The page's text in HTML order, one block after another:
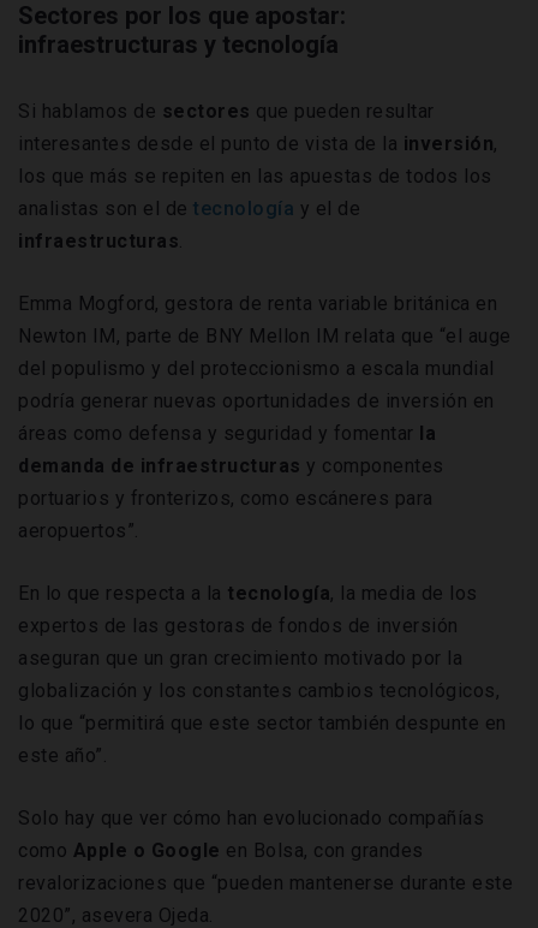
Sectores por los que apostar:
infraestructuras y tecnología
Si hablamos de sectores que pueden resultar
interesantes desde el punto de vista de la inversión,
los que más se repiten en las apuestas de todos los
analistas son el de tecnología y el de
infraestructuras.
Emma Mogford, gestora de renta variable británica en
Newton IM, parte de BNY Mellon IM relata que “el auge
del populismo y del proteccionismo a escala mundial
podría generar nuevas oportunidades de inversión en
áreas como defensa y seguridad y fomentar la
demanda de infraestructuras y componentes
portuarios y fronterizos, como escáneres para
aeropuertos”.
En lo que respecta a la tecnología, la media de los
expertos de las gestoras de fondos de inversión
aseguran que un gran crecimiento motivado por la
globalización y los constantes cambios tecnológicos,
lo que “permitirá que este sector también despunte en
este año”.
Solo hay que ver cómo han evolucionado compañías
como Apple o Google en Bolsa, con grandes
revalorizaciones que “pueden mantenerse durante este
2020”, asevera Ojeda.